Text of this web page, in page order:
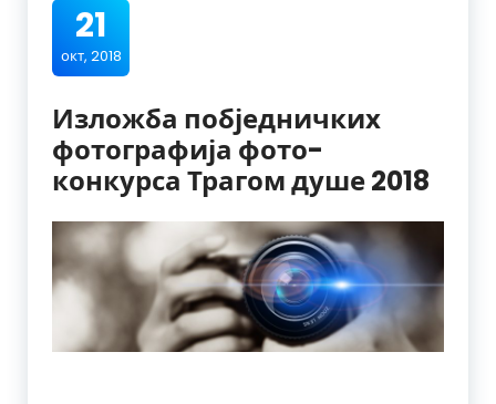
21
окт, 2018
Изложба побједничких
фотографија фото-
конкурса Трагом душе 2018